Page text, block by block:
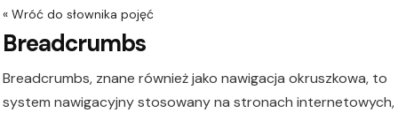
Breadcrumbs
Breadcrumbs, znane również jako nawigacja okruszkowa, to
system nawigacyjny stosowany na stronach internetowych,